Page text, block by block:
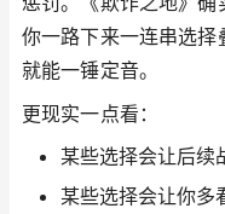
你一路下来一连串选
就能一锤定音。
更现实一点看：
某些选择会让后续
某些选择会让你多